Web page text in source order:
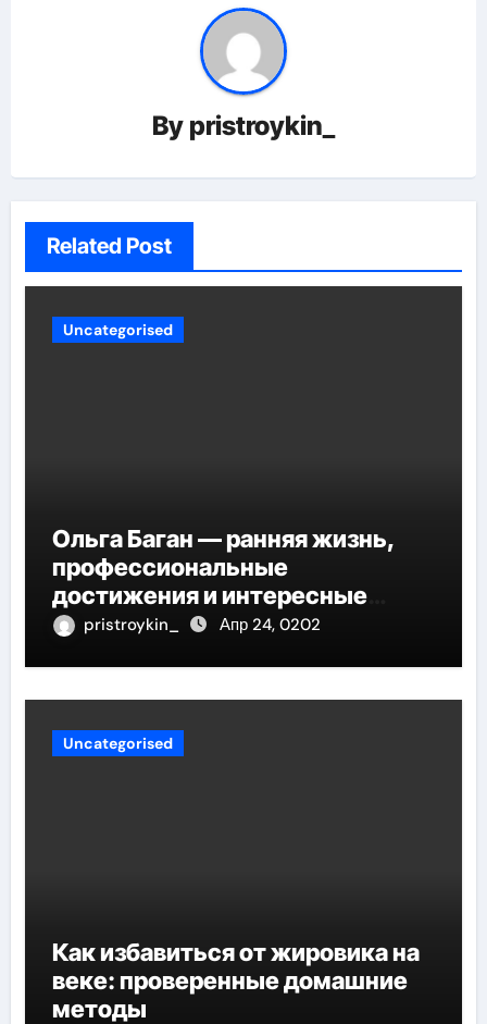
By pristroykin_
Related Post
Uncategorised
Ольга Баган — ранняя жизнь,
профессиональные
достижения и интересные
факты
pristroykin_ Апр 24, 0202
Uncategorised
Как избавиться от жировика на
веке: проверенные домашние
методы